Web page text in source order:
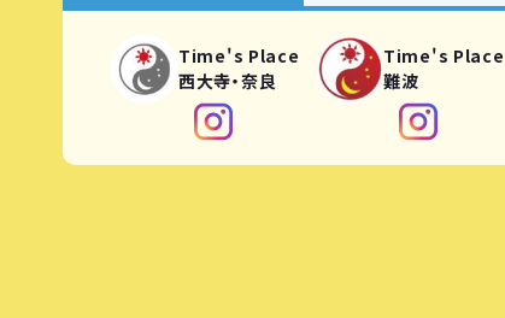
Time's Place
西大寺・奈良
Time's Place
難波